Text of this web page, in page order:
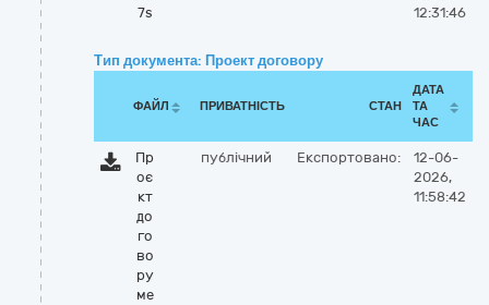
7s
12:31:46
Тип документа: Проект договору
ФАЙЛ ПРИВАТНІСТЬ СТАН
ДАТА
ТА
ЧАС
Пр
оє
кт
до
го
во
ру
ме
публічний Експортовано:
12-06-
2026,
11:58:42